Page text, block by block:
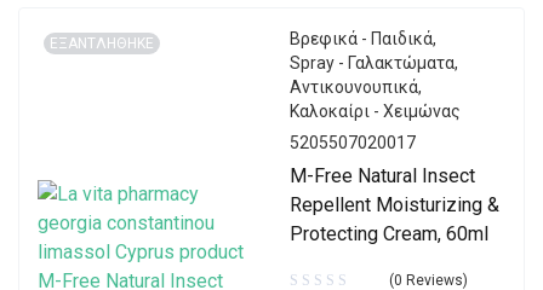
ΕΞΑΝΤΛΗΘΗΚΕ Βρεφικά - Παιδικά,
Spray - Γαλακτώματα,
Αντικουνουπικά,
Καλοκαίρι - Χειμώνας
5205507020017
M-Free Natural Insect
Repellent Moisturizing &
Protecting Cream, 60ml
(0 Reviews)